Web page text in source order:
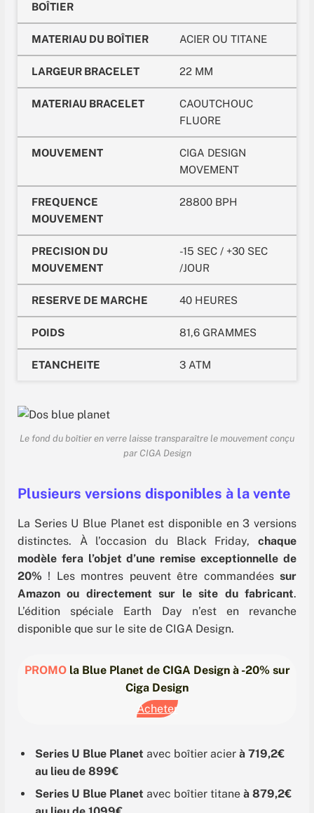
BOÎTIER
MATERIAU DU BOÎTIER ACIER OU TITANE
LARGEUR BRACELET 22 MM
MATERIAU BRACELET
CAOUTCHOUC
FLUORE
MOUVEMENT
CIGA DESIGN
MOVEMENT
FREQUENCE
MOUVEMENT
28800 BPH
PRECISION DU
MOUVEMENT
-15 SEC / +30 SEC
/JOUR
RESERVE DE MARCHE 40 HEURES
POIDS 81,6 GRAMMES
ETANCHEITE 3 ATM
Le fond du boîtier en verre laisse transparaître le mouvement conçu
par CIGA Design
Plusieurs versions disponibles à la vente
La Series U Blue Planet est disponible en 3 versions
distinctes. À l’occasion du Black Friday, chaque
modèle fera l’objet d’une remise exceptionnelle de
20% ! Les montres peuvent être commandées sur
Amazon ou directement sur le site du fabricant.
L’édition spéciale Earth Day n’est en revanche
disponible que sur le site de CIGA Design.
PROMO la Blue Planet de CIGA Design à -20% sur
Ciga Design
Acheter
Series U Blue Planet avec boîtier acier à 719,2€
au lieu de 899€
Series U Blue Planet avec boîtier titane à 879,2€